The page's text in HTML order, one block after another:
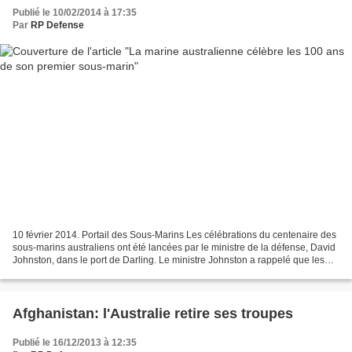
Publié le 10/02/2014 à 17:35
Par RP Defense
10 février 2014. Portail des Sous-Marins Les célébrations du centenaire des
sous-marins australiens ont été lancées par le ministre de la défense, David
Johnston, dans le port de Darling. Le ministre Johnston a rappelé que les
Afghanistan: l'Australie retire ses troupes
Publié le 16/12/2013 à 12:35